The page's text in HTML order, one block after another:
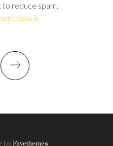
to reduce spam.
data is
by Favethemes